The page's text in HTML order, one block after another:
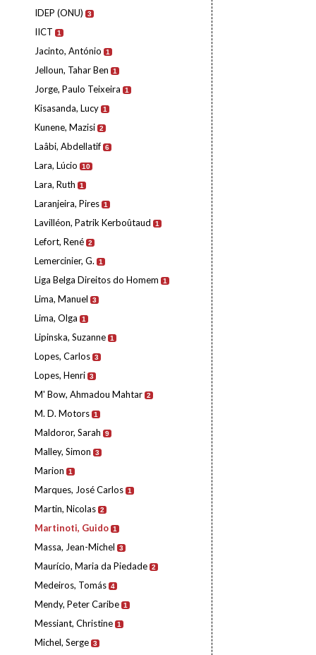
IDEP (ONU) 3
IICT 1
Jacinto, António 1
Jelloun, Tahar Ben 1
Jorge, Paulo Teixeira 1
Kisasanda, Lucy 1
Kunene, Mazisi 2
Laâbi, Abdellatif 6
Lara, Lúcio 10
Lara, Ruth 1
Laranjeira, Pires 1
Lavilléon, Patrik Kerboûtaud 1
Lefort, René 2
Lemercinier, G. 1
Liga Belga Direitos do Homem 1
Lima, Manuel 3
Lima, Olga 1
Lipinska, Suzanne 1
Lopes, Carlos 3
Lopes, Henri 3
M' Bow, Ahmadou Mahtar 2
M. D. Motors 1
Maldoror, Sarah 9
Malley, Simon 3
Marion 1
Marques, José Carlos 1
Martin, Nicolas 2
Martinoti, Guido 1
Massa, Jean-Michel 3
Maurício, Maria da Piedade 2
Medeiros, Tomás 4
Mendy, Peter Caribe 1
Messiant, Christine 1
Michel, Serge 3